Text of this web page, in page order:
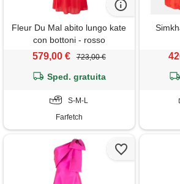
Fleur Du Mal abito lungo kate
con bottoni - rosso
579,00 € 723,00 €
Sped. gratuita
S-M-L
Farfetch